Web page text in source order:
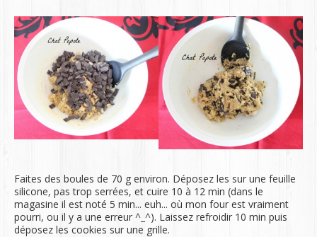
Faites des boules de 70 g environ. Déposez les sur une feuille
silicone, pas trop serrées, et cuire 10 à 12 min (dans le
magasine il est noté 5 min... euh... où mon four est vraiment
pourri, ou il y a une erreur ^_^). Laissez refroidir 10 min puis
déposez les cookies sur une grille.